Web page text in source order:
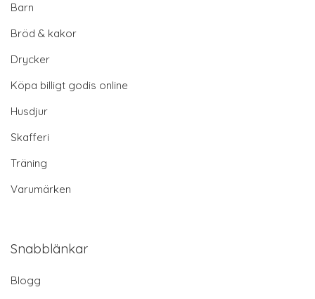
Barn
Bröd & kakor
Drycker
Köpa billigt godis online
Husdjur
Skafferi
Träning
Varumärken
Snabblänkar
Blogg